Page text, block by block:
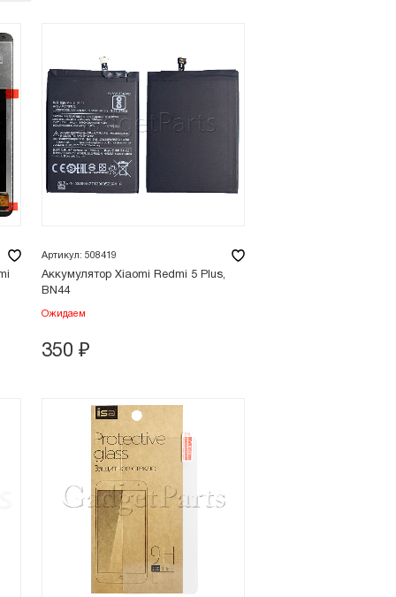
Артикул: 508419
Аккумулятор Xiaomi Redmi 5 Plus,
BN44
Ожидаем
350 ₽